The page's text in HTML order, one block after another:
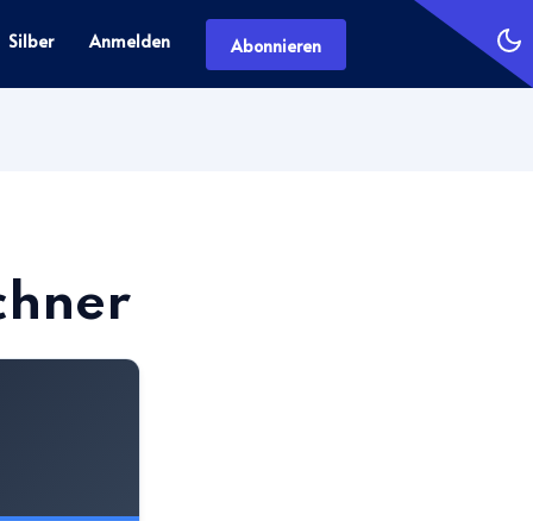
Silber Anmelden Abonnieren